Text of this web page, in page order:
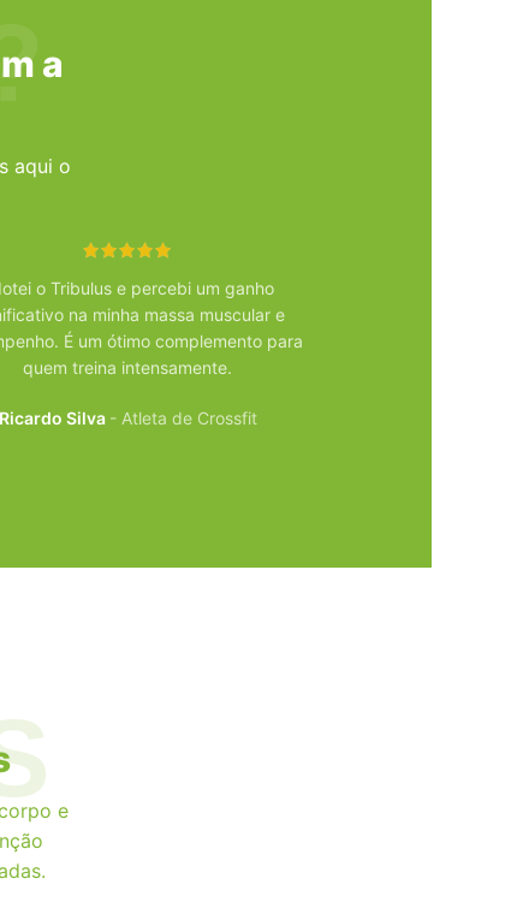
a
aqui o
o Tribulus e percebi um ganho
na minha massa muscular e
É um ótimo complemento para
quem treina intensamente.
Ricardo Silva Atleta de Crossfit
e